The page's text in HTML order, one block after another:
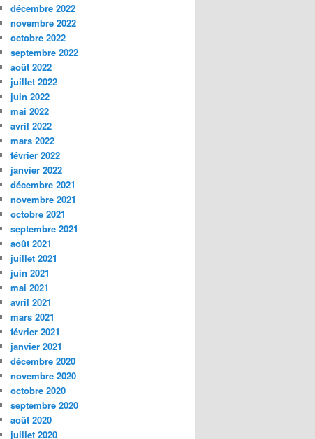
décembre 2022
novembre 2022
octobre 2022
septembre 2022
août 2022
juillet 2022
juin 2022
mai 2022
avril 2022
mars 2022
février 2022
janvier 2022
décembre 2021
novembre 2021
octobre 2021
septembre 2021
août 2021
juillet 2021
juin 2021
mai 2021
avril 2021
mars 2021
février 2021
janvier 2021
décembre 2020
novembre 2020
octobre 2020
septembre 2020
août 2020
juillet 2020